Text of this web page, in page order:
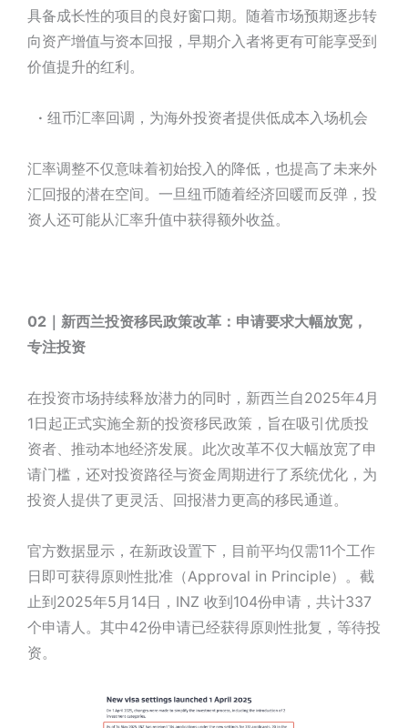
具备成长性的项目的良好窗口期。随着市场预期逐步转
向资产增值与资本回报，早期介入者将更有可能享受到
价值提升的红利。
· 纽币汇率回调，为海外投资者提供低成本入场机会
汇率调整不仅意味着初始投入的降低，也提高了未来外
汇回报的潜在空间。一旦纽币随着经济回暖而反弹，投
资人还可能从汇率升值中获得额外收益。
02｜新西兰投资移民政策改革：申请要求大幅放宽，
专注投资
在投资市场持续释放潜力的同时，新西兰自2025年4月
1日起正式实施全新的投资移民政策，旨在吸引优质投
资者、推动本地经济发展。此次改革不仅大幅放宽了申
请门槛，还对投资路径与资金周期进行了系统优化，为
投资人提供了更灵活、回报潜力更高的移民通道。
官方数据显示，在新政设置下，目前平均仅需11个工作
日即可获得原则性批准（Approval in Principle）。截
止到2025年5月14日，INZ 收到104份申请，共计337
个申请人。其中42份申请已经获得原则性批复，等待投
资。